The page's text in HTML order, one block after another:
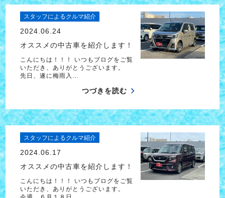
スタッフによるクルマ紹介
2024.06.24
オススメの中古車を紹介します！
こんにちは！！！ いつもブログをご覧
いただき、ありがとうございます。
先日、遂に梅雨入…
つづきを読む
スタッフによるクルマ紹介
2024.06.17
オススメの中古車を紹介します！
こんにちは！！！ いつもブログをご覧
いただき、ありがとうございます。